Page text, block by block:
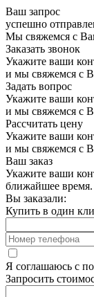
Ваш запрос
успешно
Мы свяжемся с
Заказать звонок
Укажите ваши
и мы свяжемся с
Задать вопрос
Укажите ваши
и мы свяжемся с
Рассчитать цену
Укажите ваши
и мы свяжемся с
Ваш заказ
Укажите ваши
ближайшее время.
Вы заказали:
Купить в один
Я соглашаюсь с
Запросить